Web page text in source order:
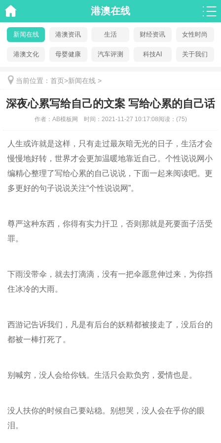
港澳在线
新闻在线 港澳资讯 生活 财经资讯 女性时尚
港澳文化 母婴健康 汽车评测 科技AI 关于我们
当前位置： 首页>新闻在线 >
深夜心累写给自己的文案 写给心累的自己话
作者： AB模板网 时间： 2021-11-27 10:17:08阅读： (75)
人生或许就是这样，只有走过最灰暗无光的日子，生活才会
慢慢地好转，世界才会更加温暖地靠近自己。个性说说网小
编精心整理了写给心累的自己说说，下面一起来阅读吧。更
多更好的句子说说关注“个性说说网”。
尊严这种东西，你得有实力扞卫，否则那就是死要面子活受
罪。
下雨没带伞，就去打滴滴，没有一把伞愿意伸过来，为你挡
住冰冷的大雨。
西游记告诉我们，凡是有后台的妖精都被接走了，没后台的
都被一棒打死了。
别喊穷，没人会给你钱。生活只会欺负穷，爱情也是。
没人扶你的时候自己要站稳。别想哭，没人会在乎你的眼
泪。